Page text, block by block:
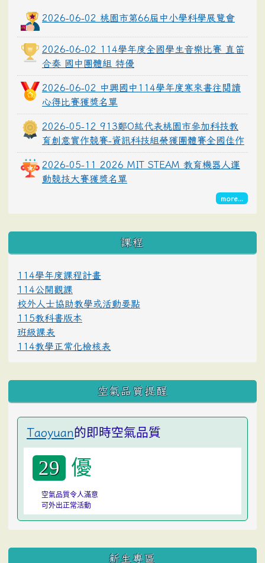
2026-06-02 桃園市第66屆中小學科學展覽會
2026-06-02 114學年度全國學生音樂比賽 直笛
合奏 國中團體組 特優
2026-06-02 中興國中114學年度寒來書往閱讀
心得比賽獲獎名單
2026-05-12 913鄭O紘代表桃園市參加科技教
育創意實作競賽-資訊科技組榮獲團體賽全國佳作
2026-05-11 2026 MIT STEAM 教育機器人運
動競技大賽獲獎名單
more...
課程
114學年度課程計畫
114公開觀課
校外人士協助教學或活動要點
115教科書版本
班級課表
114教學正常化檢核表
空氣品質提醒
Taoyuan的即時空氣品質
29 優
空氣品質令人滿意
可外出正常活動
:::
新生專區